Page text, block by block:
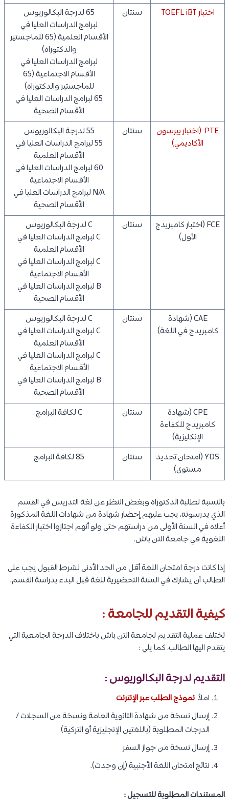
اختبار TOEFL iBT
سنتان
65 لدرجة البكالوريوس
لبرامج الدراسات العليا في
الأقسام العلمية (65 للماجستير
والدكتوراه)
لبرامج الدراسات العليا في
الأقسام الاجتماعية (65
للماجستير والدكتوراه)
65 لبرامج الدراسات العليا في
الأقسام الصحية
PTE (اختبار بيرسون
الأكاديمي)
سنتان
55 لدرجة البكالوريوس
55 لبرامج الدراسات العليا في
الأقسام العلمية
60 لبرامج الدراسات العليا في
الأقسام الاجتماعية
N/A لبرامج الدراسات العليا في
الأقسام الصحية
FCE (اختبار كامبريدج
الأول)
سنتان
C لدرجة البكالوريوس
C لبرامج الدراسات العليا في
الأقسام العلمية
C لبرامج الدراسات العليا في
الأقسام الاجتماعية
B لبرامج الدراسات العليا في
الأقسام الصحية
CAE (شهادة
كامبريدج في اللغة)
سنتان
C لدرجة البكالوريوس
C لبرامج الدراسات العليا في
الأقسام العلمية
C لبرامج الدراسات العليا في
الأقسام الاجتماعية
B لبرامج الدراسات العليا في
الأقسام الصحية
CPE (شهادة
كامبريدج للكفاءة
الإنكليزية)
سنتان C لكافة البرامج
YDS (امتحان تحديد
مستوى)
سنتان 85 لكافة البرامج
بالنسبة لطلبة الدكتوراه وبغض النظر عن لغة التدريس في القسم
الذي يدرسونه، يجب عليهم إحضار شهادة من شهادات اللغة المذكورة
أعلاه في السنة الأولى من دراستهم حتى ولو أنهم اجتازوا اختبار الكفاءة
اللغوية في جامعة التن باش.
إذا كانت درجة امتحان اللغة أقل من الحد الأدنى لشرط القبول يجب على
الطالب أن يشارك في السنة التحضيرية للغة قبل البدء بدراسة القسم.
كيفية التقديم للجامعة :
تختلف عملية التقديم لجامعة التن باش باختلاف الدرجة الجامعية التي
يتقدم اليها الطالب، كما يلي :
التقديم لدرجة البكالوريوس :
املأ نموذج الطلب عبر الإنترنت
إرسال نسخة من شهادة الثانوية العامة ونسخة من السجلات /
الدرجات المطلوبة (باللغتين الإنجليزية أو التركية)
إرسال نسخة من جواز السفر
نتائج امتحان اللغة الأجنبية (إن وجدت).
المستندات المطلوبة للتسجيل :